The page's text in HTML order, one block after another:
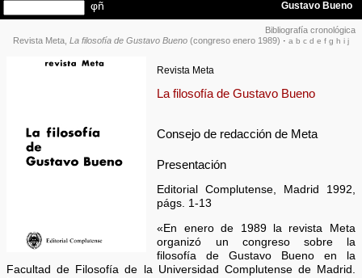
Bibliografía cronológica
Revista Meta, La filosofía de Gustavo Bueno (congreso enero 1989) · a b c d e f g h i j
Revista Meta
La filosofía de Gustavo Bueno
Consejo de redacción de Meta
Presentación
Editorial Complutense, Madrid 1992,
págs. 1-13
«En enero de 1989 la revista Meta
organizó un congreso sobre la
filosofía de Gustavo Bueno en la
Facultad de Filosofía de la Universidad Complutense de Madrid.